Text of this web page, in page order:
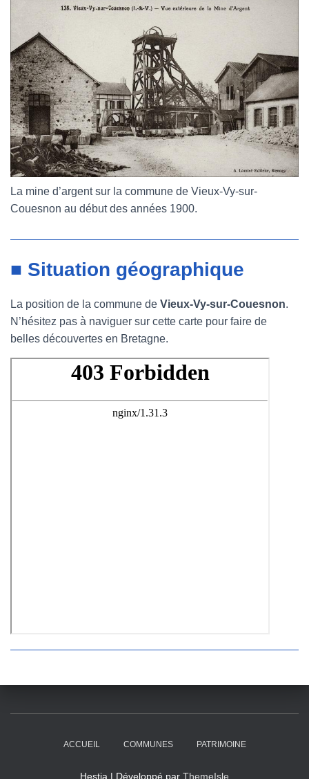
La mine d’argent sur la commune de Vieux-Vy-sur-
Couesnon au début des années 1900.
■ Situation géographique
La position de la commune de Vieux-Vy-sur-Couesnon.
N’hésitez pas à naviguer sur cette carte pour faire de
belles découvertes en Bretagne.
ACCUEIL COMMUNES PATRIMOINE
Hestia | Développé par ThemeIsle